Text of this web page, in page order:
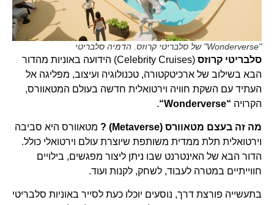
סלבריטי קרוזס
(Celebrity Cruises) הידועה באוניות מהדור
הבא בשילוב של ארכיטקטורה, טכנולוגיה ועיצוב, מפליגה אל
העתיד עם השקת חוויה וירטואלית חדשה בעולם המטאוורס,
הקרויה“
Wonderverse
“
.
מה זה בעצם מטאוורס (Metaverse) ?
מטאוורס היא סביבה
וירטואלית תלת ממדית משותפת שיוצרת עולם וירטואלי כולל.
הדור הבא של האינטרנט שבו ניתן ליצור מפגשים, בילויים
חווייתיים במטרה לעבוד, לשחק, לקנות ועוד.
בתעשייה פורצת דרך, נוסעים יוכלו כעת לסייר באוניות סלבריטי